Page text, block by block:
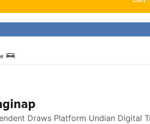
Draws Platform Undian Digital